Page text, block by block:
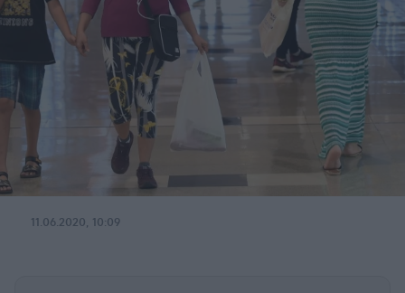
11.06.2020, 10:09